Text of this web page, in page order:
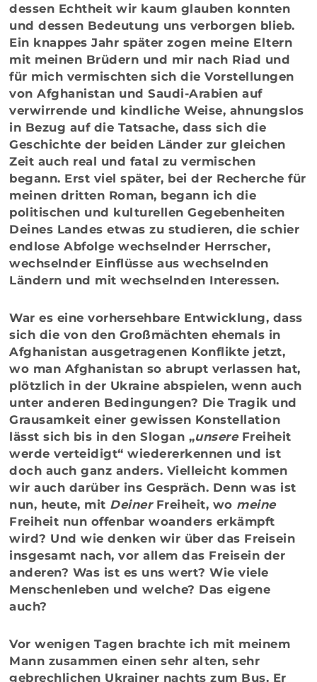
dessen Echtheit wir kaum glauben konnten
und dessen Bedeutung uns verborgen blieb.
Ein knappes Jahr später zogen meine Eltern
mit meinen Brüdern und mir nach Riad und
für mich vermischten sich die Vorstellungen
von Afghanistan und Saudi-Arabien auf
verwirrende und kindliche Weise, ahnungslos
in Bezug auf die Tatsache, dass sich die
Geschichte der beiden Länder zur gleichen
Zeit auch real und fatal zu vermischen
begann. Erst viel später, bei der Recherche für
meinen dritten Roman, begann ich die
politischen und kulturellen Gegebenheiten
Deines Landes etwas zu studieren, die schier
endlose Abfolge wechselnder Herrscher,
wechselnder Einflüsse aus wechselnden
Ländern und mit wechselnden Interessen.
War es eine vorhersehbare Entwicklung, dass
sich die von den Großmächten ehemals in
Afghanistan ausgetragenen Konflikte jetzt,
wo man Afghanistan so abrupt verlassen hat,
plötzlich in der Ukraine abspielen, wenn auch
unter anderen Bedingungen? Die Tragik und
Grausamkeit einer gewissen Konstellation
lässt sich bis in den Slogan „unsereFreiheit
werde verteidigt“ wiedererkennen und ist
doch auch ganz anders. Vielleicht kommen
wir auch darüber ins Gespräch. Denn was ist
nun, heute, mit DeinerFreiheit, wo meine
Freiheit nun offenbar woanders erkämpft
wird? Und wie denken wir über das Freisein
insgesamt nach, vor allem das Freisein der
anderen? Was ist es uns wert? Wie viele
Menschenleben und welche? Das eigene
auch?
Vor wenigen Tagen brachte ich mit meinem
Mann zusammen einen sehr alten, sehr
gebrechlichen Ukrainer nachts zum Bus. Er